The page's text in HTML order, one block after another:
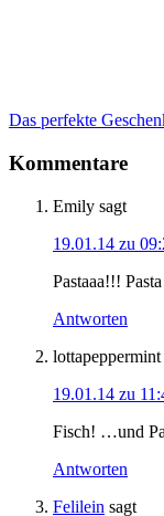
Das perfekte
Kommentare
Emily sagt
19.01.14 zu
Pastaaa!!!
Antworten
lottapeppermint
19.01.14 zu
Fisch! …und
Antworten
Felilein sagt